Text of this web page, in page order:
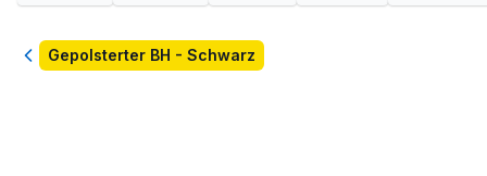
ZurückGepolsterter BH - Schwarz